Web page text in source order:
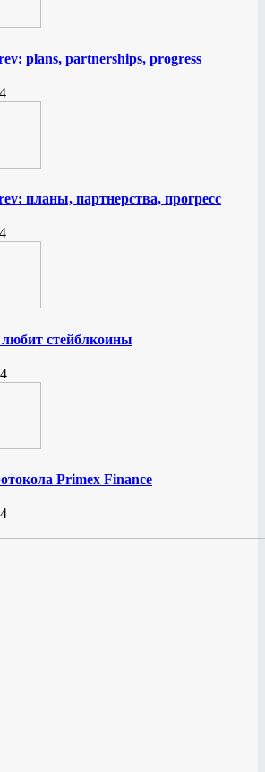
plans, partnerships, progress
планы, партнерства, прогресс
стейблкоины
Primex Finance